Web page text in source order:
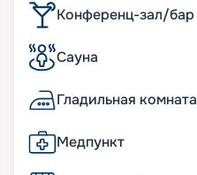
Конференц-зал/бар
Сауна
Гладильная комната
Медпункт